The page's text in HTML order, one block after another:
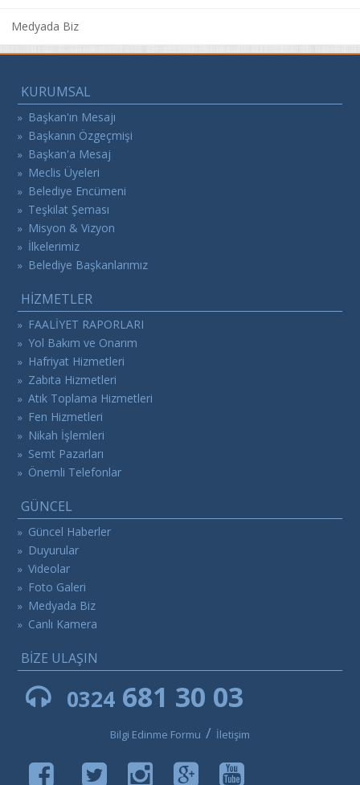
Medyada Biz
KURUMSAL
» Başkan'ın Mesajı
» Başkanın Özgeçmişi
» Başkan'a Mesaj
» Meclis Üyeleri
» Belediye Encümeni
» Teşkilat Şeması
» Misyon & Vizyon
» İlkelerimiz
» Belediye Başkanlarımız
HİZMETLER
» FAALİYET RAPORLARI
» Yol Bakım ve Onarım
» Hafriyat Hizmetleri
» Zabıta Hizmetleri
» Atık Toplama Hizmetleri
» Fen Hizmetleri
» Nikah İşlemleri
» Semt Pazarları
» Önemli Telefonlar
GÜNCEL
» Güncel Haberler
» Duyurular
» Videolar
» Foto Galeri
» Medyada Biz
» Canlı Kamera
BİZE ULAŞIN
0324 681 30 03
Bilgi Edinme Formu / İletişim